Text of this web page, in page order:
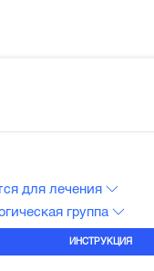
для лечения
группа
ИНСТРУКЦИЯ